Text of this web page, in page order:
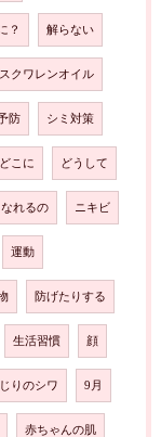
？ 解らない
スクワレンオイル
防 シミ対策
どこに どうして
なれるの ニキビ
運動
防げたりする
生活習慣 顔
りのシワ 9月
赤ちゃんの肌